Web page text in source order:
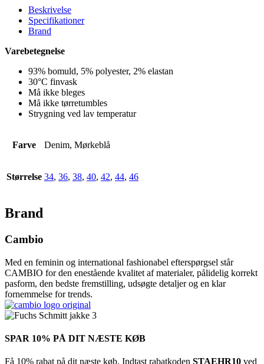
Beskrivelse
Specifikationer
Brand
Varebetegnelse
93% bomuld, 5% polyester, 2% elastan
30°C finvask
Må ikke bleges
Må ikke tørretumbles
Strygning ved lav temperatur
Farve Denim, Mørkeblå
Størrelse 34, 36, 38, 40, 42, 44, 46
Brand
Cambio
Med en feminin og international fashionabel efterspørgsel står
CAMBIO for den enestående kvalitet af materialer, pålidelig korrekt
pasform, den bedste fremstilling, udsøgte detaljer og en klar
fornemmelse for trends.
SPAR 10% PÅ DIT NÆSTE KØB
Få 10% rabat på dit næste køb. Indtast rabatkoden STAEHR10 ved